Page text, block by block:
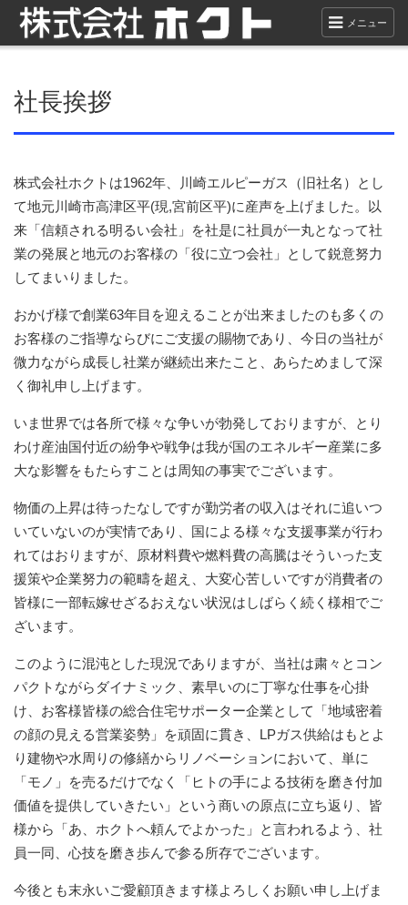
メニュー
社長挨拶
株式会社ホクトは1962年、川崎エルピーガス（旧社名）とし
て地元川崎市高津区平(現,宮前区平)に産声を上げました。以
来「信頼される明るい会社」を社是に社員が一丸となって社
業の発展と地元のお客様の「役に立つ会社」として鋭意努力
してまいりました。
おかげ様で創業63年目を迎えることが出来ましたのも多くの
お客様のご指導ならびにご支援の賜物であり、今日の当社が
微力ながら成長し社業が継続出来たこと、あらためまして深
く御礼申し上げます。
いま世界では各所で様々な争いが勃発しておりますが、とり
わけ産油国付近の紛争や戦争は我が国のエネルギー産業に多
大な影響をもたらすことは周知の事実でございます。
物価の上昇は待ったなしですが勤労者の収入はそれに追いつ
いていないのが実情であり、国による様々な支援事業が行わ
れてはおりますが、原材料費や燃料費の高騰はそういった支
援策や企業努力の範疇を超え、大変心苦しいですが消費者の
皆様に一部転嫁せざるおえない状況はしばらく続く様相でご
ざいます。
このように混沌とした現況でありますが、当社は粛々とコン
パクトながらダイナミック、素早いのに丁寧な仕事を心掛
け、お客様皆様の総合住宅サポーター企業として「地域密着
の顔の見える営業姿勢」を頑固に貫き、LPガス供給はもとよ
り建物や水周りの修繕からリノベーションにおいて、単に
「モノ」を売るだけでなく「ヒトの手による技術を磨き付加
価値を提供していきたい」という商いの原点に立ち返り、皆
様から「あ、ホクトへ頼んでよかった」と言われるよう、社
員一同、心技を磨き歩んで参る所存でございます。
今後とも末永いご愛顧頂きます様よろしくお願い申し上げま